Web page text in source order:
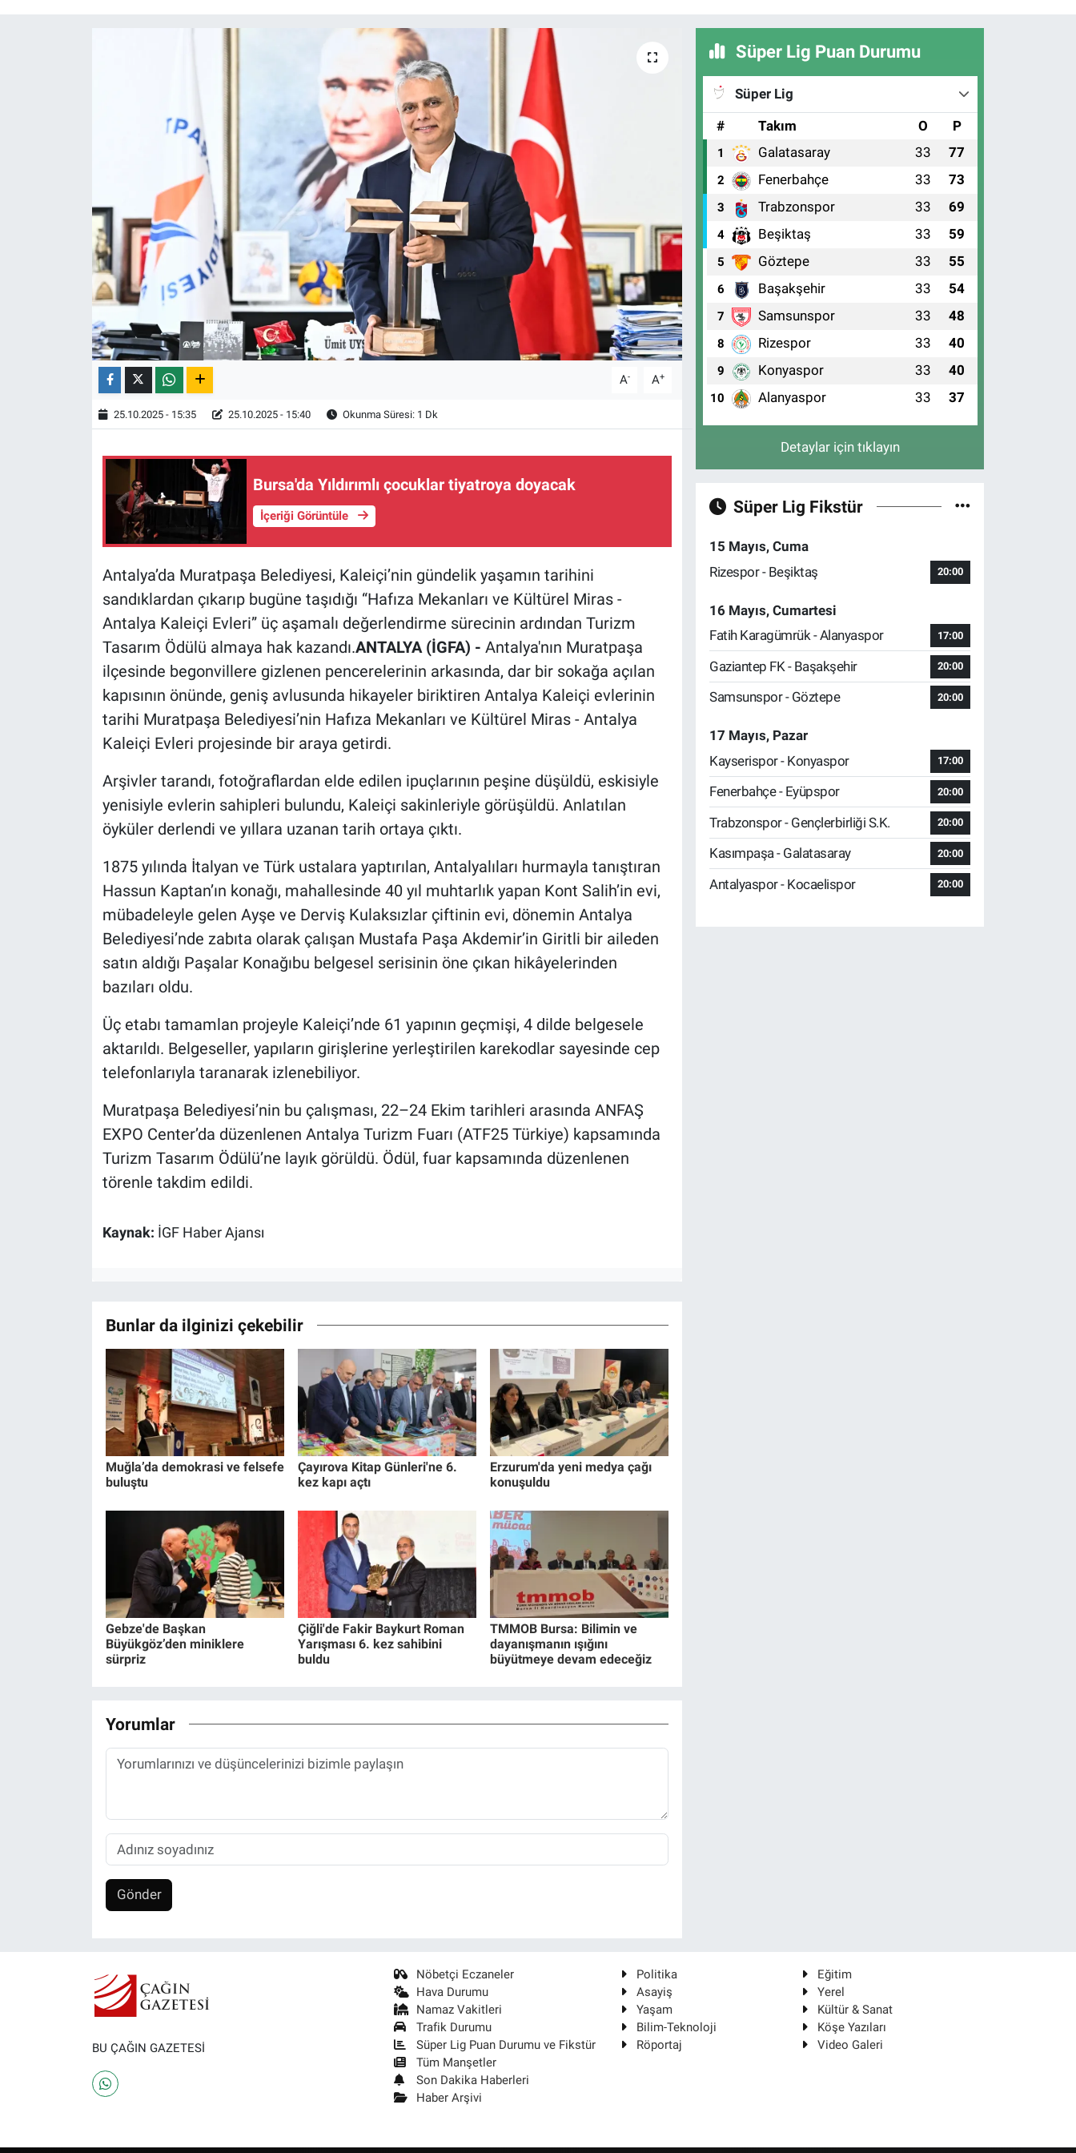
A- A+
25.10.2025 - 15:35 25.10.2025 - 15:40 Okunma Süresi: 1 Dk
Bursa'da Yıldırımlı çocuklar tiyatroya doyacak
İçeriği Görüntüle
Antalya’da Muratpaşa Belediyesi, Kaleiçi’nin gündelik yaşamın tarihini
sandıklardan çıkarıp bugüne taşıdığı “Hafıza Mekanları ve Kültürel Miras -
Antalya Kaleiçi Evleri” üç aşamalı değerlendirme sürecinin ardından Turizm
Tasarım Ödülü almaya hak kazandı.ANTALYA (İGFA) - Antalya'nın Muratpaşa
ilçesinde begonvillere gizlenen pencerelerinin arkasında, dar bir sokağa açılan
kapısının önünde, geniş avlusunda hikayeler biriktiren Antalya Kaleiçi evlerinin
tarihi Muratpaşa Belediyesi’nin Hafıza Mekanları ve Kültürel Miras - Antalya
Kaleiçi Evleri projesinde bir araya getirdi.
Arşivler tarandı, fotoğraflardan elde edilen ipuçlarının peşine düşüldü, eskisiyle
yenisiyle evlerin sahipleri bulundu, Kaleiçi sakinleriyle görüşüldü. Anlatılan
öyküler derlendi ve yıllara uzanan tarih ortaya çıktı.
1875 yılında İtalyan ve Türk ustalara yaptırılan, Antalyalıları hurmayla tanıştıran
Hassun Kaptan’ın konağı, mahallesinde 40 yıl muhtarlık yapan Kont Salih’in evi,
mübadeleyle gelen Ayşe ve Derviş Kulaksızlar çiftinin evi, dönemin Antalya
Belediyesi’nde zabıta olarak çalışan Mustafa Paşa Akdemir’in Giritli bir aileden
satın aldığı Paşalar Konağıbu belgesel serisinin öne çıkan hikâyelerinden
bazıları oldu.
Üç etabı tamamlan projeyle Kaleiçi’nde 61 yapının geçmişi, 4 dilde belgesele
aktarıldı. Belgeseller, yapıların girişlerine yerleştirilen karekodlar sayesinde cep
telefonlarıyla taranarak izlenebiliyor.
Muratpaşa Belediyesi’nin bu çalışması, 22–24 Ekim tarihleri arasında ANFAŞ
EXPO Center’da düzenlenen Antalya Turizm Fuarı (ATF25 Türkiye) kapsamında
Turizm Tasarım Ödülü’ne layık görüldü. Ödül, fuar kapsamında düzenlenen
törenle takdim edildi.
Kaynak: İGF Haber Ajansı
Bunlar da ilginizi çekebilir
Muğla’da demokrasi ve felsefe
buluştu
Çayırova Kitap Günleri'ne 6.
kez kapı açtı
Erzurum'da yeni medya çağı
konuşuldu
Gebze'de Başkan
Büyükgöz’den miniklere
sürpriz
Çiğli'de Fakir Baykurt Roman
Yarışması 6. kez sahibini
buldu
TMMOB Bursa: Bilimin ve
dayanışmanın ışığını
büyütmeye devam edeceğiz
Yorumlar
Gönder
Süper Lig Puan Durumu
Süper Lig
#
Takım O P
1 Galatasaray 33 77
2 Fenerbahçe 33 73
3 Trabzonspor 33 69
4 Beşiktaş 33 59
5 Göztepe 33 55
6 Başakşehir 33 54
7 Samsunspor 33 48
8 Rizespor 33 40
9 Konyaspor 33 40
10 Alanyaspor 33 37
Detaylar için tıklayın
Süper Lig Fikstür
15 Mayıs, Cuma
Rizespor - Beşiktaş
20:00
16 Mayıs, Cumartesi
Fatih Karagümrük - Alanyaspor
17:00
Gaziantep FK - Başakşehir 20:00
Samsunspor - Göztepe 20:00
17 Mayıs, Pazar
Kayserispor - Konyaspor
17:00
Fenerbahçe - Eyüpspor 20:00
Trabzonspor - Gençlerbirliği S.K. 20:00
Kasımpaşa - Galatasaray 20:00
Antalyaspor - Kocaelispor 20:00
BU ÇAĞIN GAZETESİ
Nöbetçi Eczaneler
Hava Durumu
Namaz Vakitleri
Trafik Durumu
Süper Lig Puan Durumu ve Fikstür
Tüm Manşetler
Son Dakika Haberleri
Haber Arşivi
Politika
Eğitim
Asayiş
Yerel
Yaşam
Kültür & Sanat
Bilim-Teknoloji
Köşe Yazıları
Röportaj
Video Galeri